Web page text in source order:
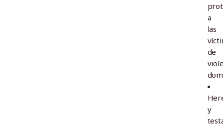
a
las
de
y